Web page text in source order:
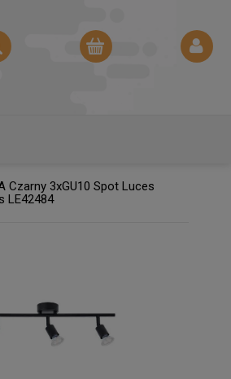
Czarny 3xGU10 Spot Luces
LE42484